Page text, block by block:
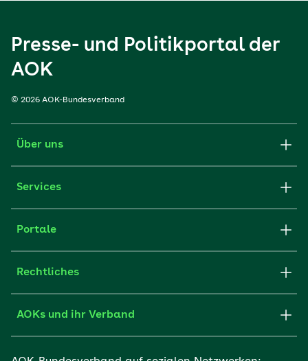
Presse- und Politikportal der
AOK
© 2026 AOK-Bundesverband
Über uns
Services
Portale
Rechtliches
AOKs und ihr Verband